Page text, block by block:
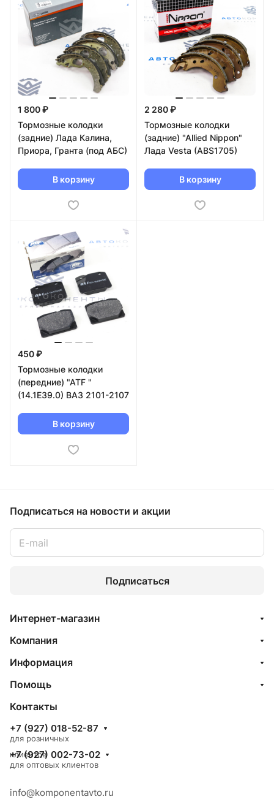
1 800 ₽
Тормозные колодки
(задние) Лада Калина,
Приора, Гранта (под АБС)
В корзину
2 280 ₽
Тормозные колодки
(задние) "Allied Nippon"
Лада Vesta (ABS1705)
В корзину
450 ₽
Тормозные колодки
(передние) "ATF "
(14.1E39.0) ВАЗ 2101-2107
В корзину
Подписаться на новости и акции
Подписаться
Интернет-магазин
Компания
Информация
Помощь
Контакты
+7 (927) 018-52-87
для розничных
клиентов
+7 (927) 002-73-02
для оптовых клиентов
info@komponentavto.ru